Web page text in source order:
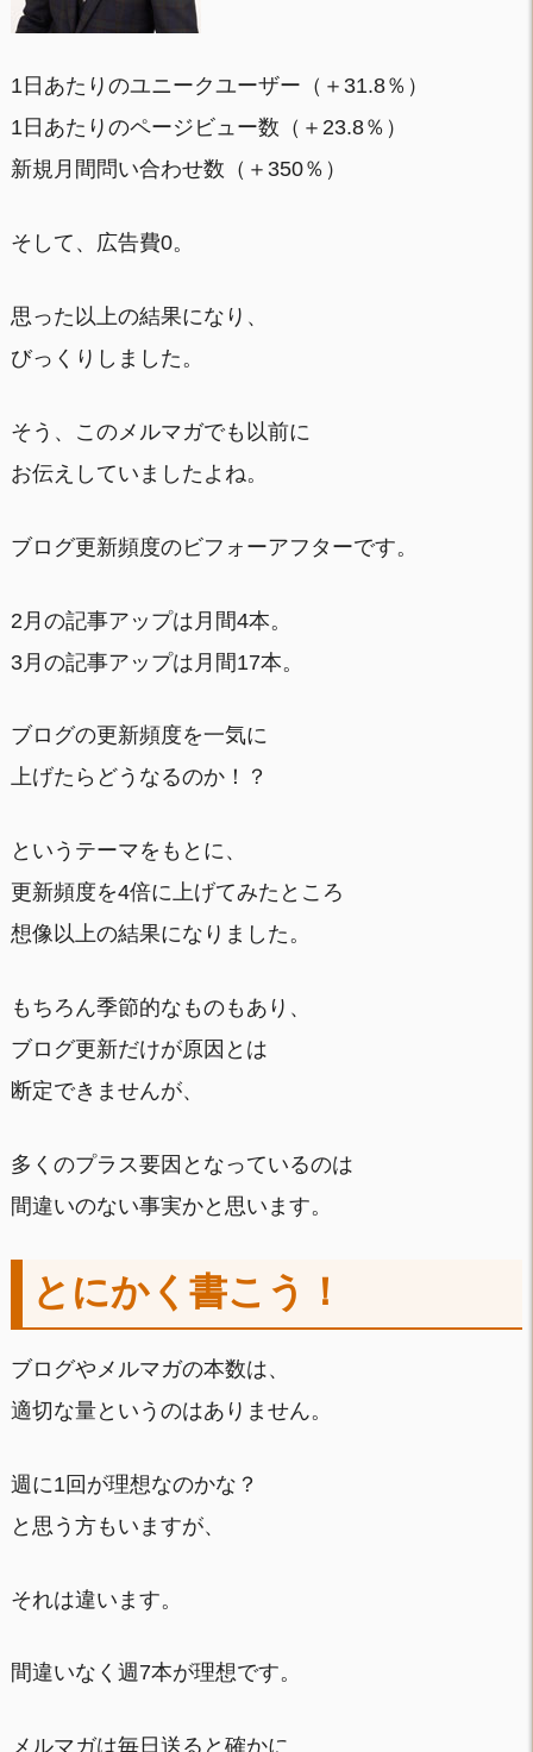
1日あたりのユニークユーザー（＋31.8％）
1日あたりのページビュー数（＋23.8％）
新規月間問い合わせ数（＋350％）
そして、広告費0。
思った以上の結果になり、
びっくりしました。
そう、このメルマガでも以前に
お伝えしていましたよね。
ブログ更新頻度のビフォーアフターです。
2月の記事アップは月間4本。
3月の記事アップは月間17本。
ブログの更新頻度を一気に
上げたらどうなるのか！？
というテーマをもとに、
更新頻度を4倍に上げてみたところ
想像以上の結果になりました。
もちろん季節的なものもあり、
ブログ更新だけが原因とは
断定できませんが、
多くのプラス要因となっているのは
間違いのない事実かと思います。
とにかく書こう！
ブログやメルマガの本数は、
適切な量というのはありません。
週に1回が理想なのかな？
と思う方もいますが、
それは違います。
間違いなく週7本が理想です。
メルマガは毎日送ると確かに